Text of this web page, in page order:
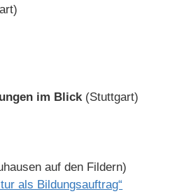
im Blick (Stuttgart)
auf den Fildern)
als Bildungsauftrag“